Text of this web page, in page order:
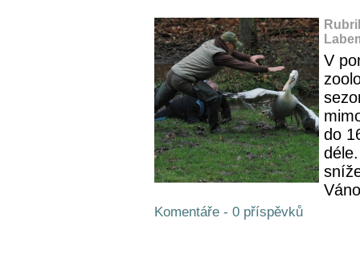
V
do
Komentáře - 0 příspěvků